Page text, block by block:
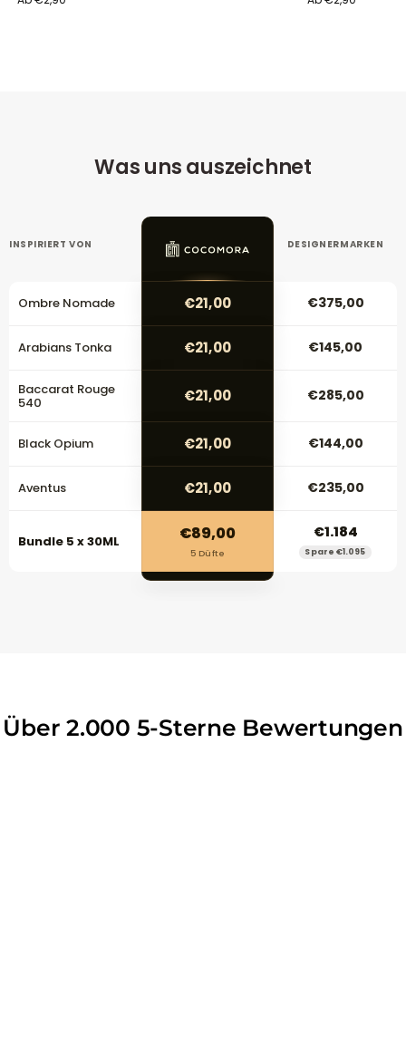
Was uns auszeichnet
INSPIRIERT VON DESIGNERMARKEN
Ombre Nomade €21,00 €375,00
Arabians Tonka €21,00 €145,00
Baccarat Rouge
540 €21,00 €285,00
Black Opium €21,00 €144,00
Aventus €21,00 €235,00
Bundle 5 x 30ML €89,00
5 Düfte
€1.184
Spare €1.095
Über 2.000 5-Sterne Bewertungen